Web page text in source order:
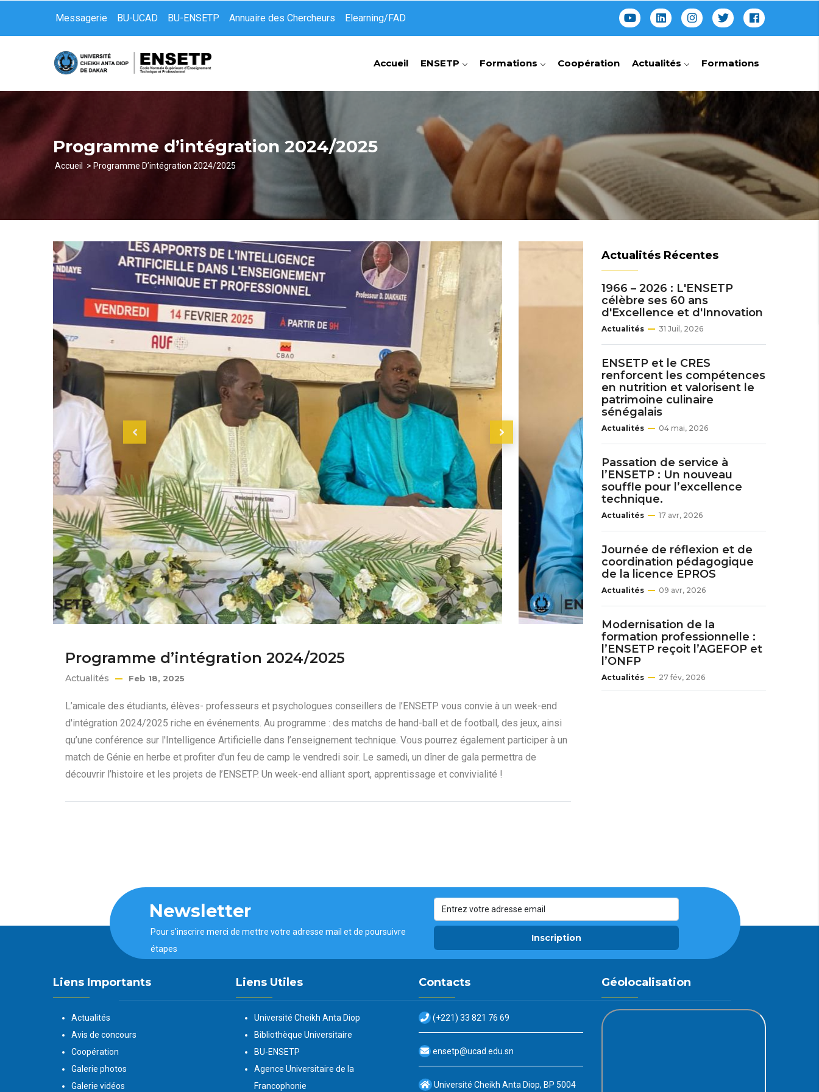
Messagerie BU-UCAD BU-ENSETP Annuaire des Chercheurs Elearning/FAD
Accueil ENSETP Formations Coopération Actualités Formations
Programme d’intégration 2024/2025
Accueil Programme D’intégration 2024/2025
Programme d’intégration 2024/2025
Actualités Feb 18, 2025
L’amicale des étudiants, élèves- professeurs et psychologues conseillers de l’ENSETP vous convie à un week-end
d'intégration 2024/2025 riche en événements. Au programme : des matchs de hand-ball et de football, des jeux, ainsi
qu’une conférence sur l'Intelligence Artificielle dans l’enseignement technique. Vous pourrez également participer à un
match de Génie en herbe et profiter d'un feu de camp le vendredi soir. Le samedi, un dîner de gala permettra de
découvrir l’histoire et les projets de l’ENSETP. Un week-end alliant sport, apprentissage et convivialité !
Actualités Récentes
1966 – 2026 : L'ENSETP
célèbre ses 60 ans
d'Excellence et d'Innovation
Actualités 31 Juil, 2026
ENSETP et le CRES
renforcent les compétences
en nutrition et valorisent le
patrimoine culinaire
sénégalais
Actualités 04 mai, 2026
Passation de service à
l’ENSETP : Un nouveau
souffle pour l’excellence
technique.
Actualités 17 avr, 2026
Journée de réflexion et de
coordination pédagogique
de la licence EPROS
Actualités 09 avr, 2026
Modernisation de la
formation professionnelle :
l’ENSETP reçoit l’AGEFOP et
l’ONFP
Actualités 27 fév, 2026
Newsletter
Pour s'inscrire merci de mettre votre adresse mail et de poursuivre
étapes
Inscription
Liens Importants
Actualités
Avis de concours
Coopération
Galerie photos
Galerie vidéos
Liens Utiles
Université Cheikh Anta Diop
Bibliothèque Universitaire
BU-ENSETP
Agence Universitaire de la
Francophonie
Contacts
(+221) 33 821 76 69
ensetp@ucad.edu.sn
Université Cheikh Anta Diop, BP 5004
Géolocalisation